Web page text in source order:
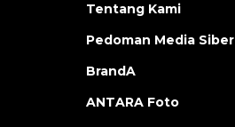
Tentang Kami
Pedoman Media Siber
BrandA
ANTARA Foto